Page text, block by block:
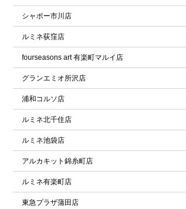
シャポー市川店
ルミネ荻窪店
fourseasons art 有楽町マルイ店
グランエミオ所沢店
浦和コルソ店
ルミネ北千住店
ルミネ池袋店
アルカキット錦糸町店
ルミネ有楽町店
東急プラザ蒲田店